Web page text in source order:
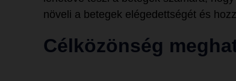
növeli a betegek elégedettségét és
Célközönség